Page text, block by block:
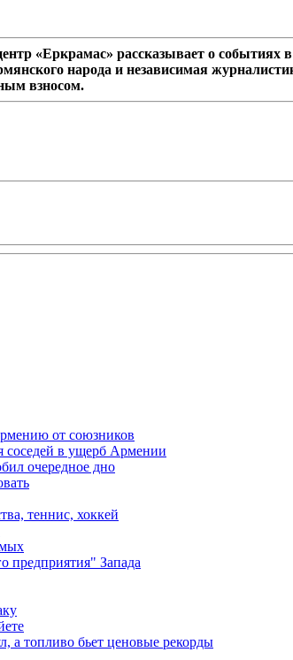
«Еркрамас» рассказывает о
народа и независимая
взносом.
от союзников
соседей в ущерб Армении
очередное дно
теннис, хоккей
предприятия" Запада
а топливо бьет ценовые рекорды